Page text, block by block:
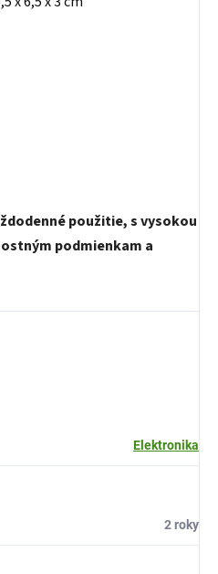
použitie, s vysokou
podmienkam a
Elektronika
2 roky